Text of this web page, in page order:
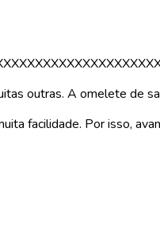
outras. A omelete de
facilidade. Por isso,